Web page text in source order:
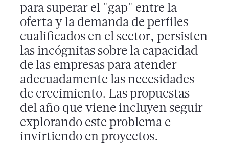
para superar el "gap" entre la
oferta y la demanda de perfiles
cualificados en el sector, persisten
las incógnitas sobre la capacidad
de las empresas para atender
adecuadamente las necesidades
de crecimiento. Las propuestas
del año que viene incluyen seguir
explorando este problema e
invirtiendo en proyectos.